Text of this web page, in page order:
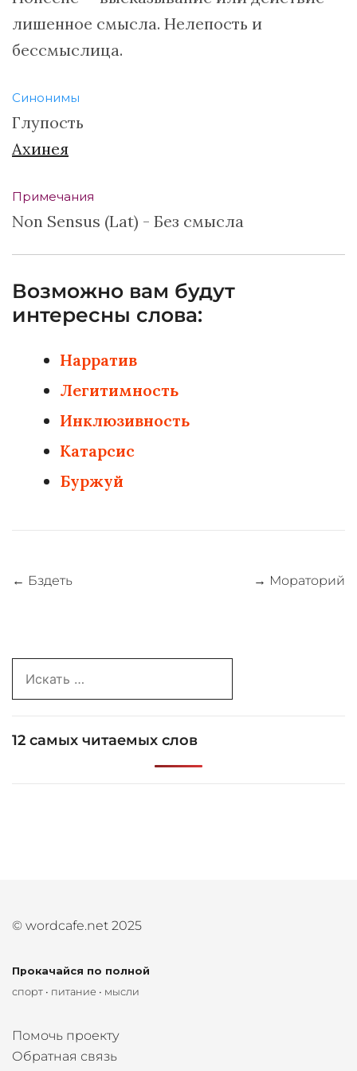
лишенное смысла. Нелепость и
бессмыслица.
Синонимы
Глупость
Ахинея
Примечания
Non Sensus (Lat) - Без смысла
Возможно вам будут
интересны слова:
Нарратив
Легитимность
Инклюзивность
Катарсис
Буржуй
Навигация
← Бздеть → Мораторий
for:
12 самых читаемых слов
© wordcafe.net 2025
Прокачайся по полной
спорт • питание • мысли
Помочь проекту
Обратная связь